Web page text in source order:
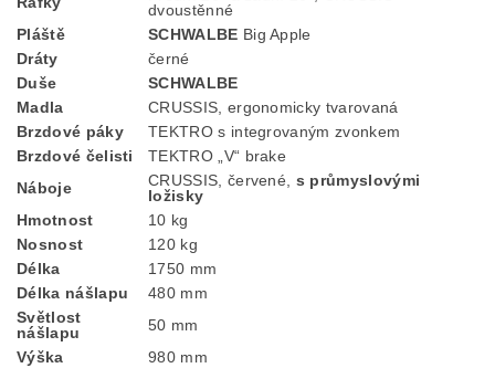
dvoustěnné
Pláště
SCHWALBE Big Apple
Dráty
černé
Duše
SCHWALBE
Madla
CRUSSIS, ergonomicky tvarovaná
Brzdové páky
TEKTRO s integrovaným zvonkem
Brzdové čelisti
TEKTRO „V“ brake
Náboje
CRUSSIS, červené, s průmyslovými
ložisky
Hmotnost
10 kg
Nosnost
120 kg
Délka
1750 mm
Délka nášlapu
480 mm
Světlost
nášlapu
50 mm
Výška
980 mm